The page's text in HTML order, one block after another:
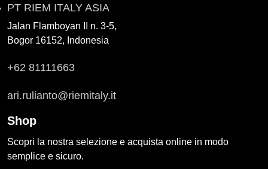
PT RIEM ITALY ASIA
Jalan Flamboyan II n. 3-5,
Bogor 16152, Indonesia
+62 81111663
ari.rulianto@riemitaly.it
Shop
Scopri la nostra selezione e acquista online in modo
semplice e sicuro.